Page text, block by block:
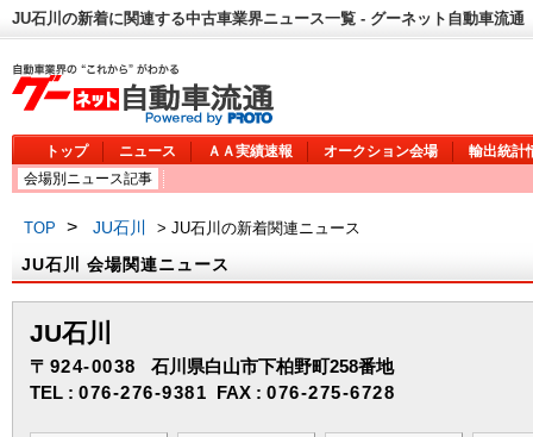
JU石川の新着に関連する中古車業界ニュース一覧 - グーネット自動車流通
トップ ニュース ＡＡ実績速報 オークション会場
輸出統計
会場別ニュース記事
TOP > JU石川 > JU石川の新着関連ニュース
JU石川 会場関連ニュース
JU石川
〒924-0038 石川県白山市下柏野町258番地
TEL : 076-276-9381 FAX :076-275-6728